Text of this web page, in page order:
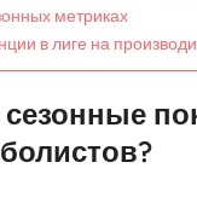
метриках
в лиге на